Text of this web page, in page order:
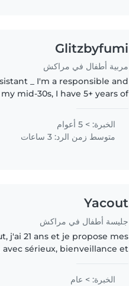
Glitzbyfumi
مربية أطفال في مراكش
_ I'm a responsible and
mid-30s, I have 5+ years of
teenagers. I'm skilled..
الخبرة: > 5 أعوام
متوسط زمن الرد: 3 ساعات
Yacout
جليسة أطفال في مراكش
j'ai 21 ans et je propose mes
sérieux, bienveillance et
et veiller à..
الخبرة: > عام